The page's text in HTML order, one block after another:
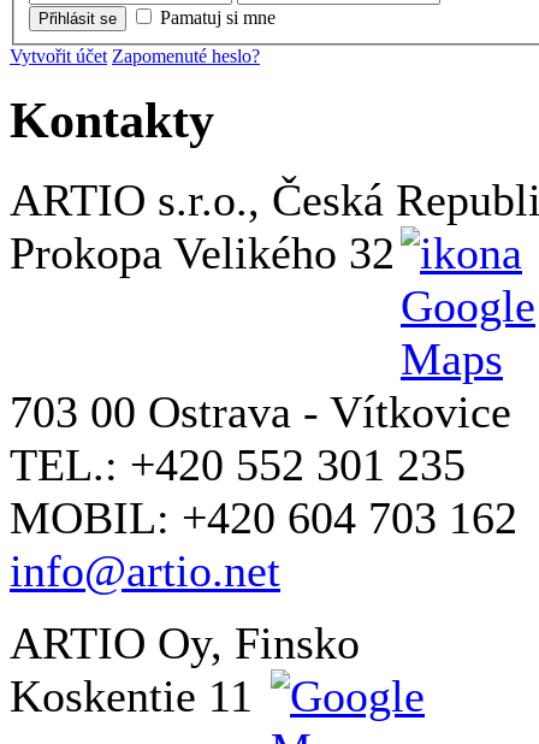
Přihlásit se
Pamatuj si mne
Vytvořit účet Zapomenuté heslo?
Kontakty
ARTIO s.r.o., Česká
Prokopa Velikého 32
703 00 Ostrava - Vítkovice
TEL.: +420 552 301 235
MOBIL: +420 604 703 162
info@artio.net
ARTIO Oy, Finsko
Koskentie 11